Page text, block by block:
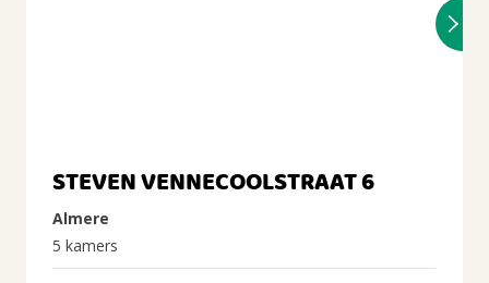
STEVEN VENNECOOLSTRAAT 6
Almere
5 kamers